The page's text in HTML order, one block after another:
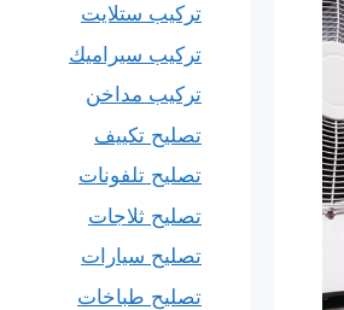
تركيب ستلايت
تركيب سيراميك
تركيب مداخن
تصليح تكييف
تصليح تلفونات
تصليح ثلاجات
تصليح سيارات
تصليح طباخات